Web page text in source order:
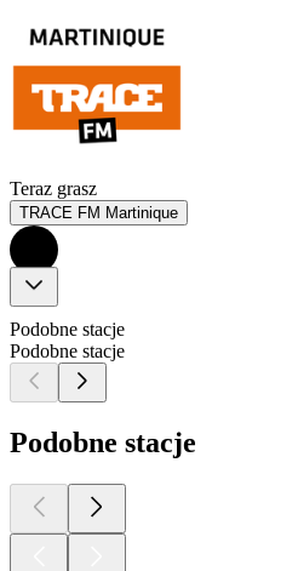
Teraz grasz
TRACE FM Martinique
Podobne stacje
Podobne stacje
Podobne stacje